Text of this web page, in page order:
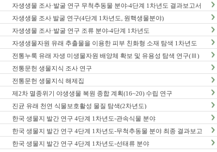
자생생물 조사·발굴 연구 무척추동물 분야-4단계 1차년도 결과보고서
자생생물 조사 발굴 연구(4단계 1차년도, 원핵생물분야)
자생생물 조사·발굴 연구 조류 분야-4단계 1차년도
자생생물자원 유래 추출물을 이용한 피부 친화형 소재 탐색 1차년도
전통누룩 유래 자생 미생물자원 배양체 확보 및 유용성 탐색 연구(Ⅲ)
전통문헌 생물지식 조사 연구
전통문헌 생물지식 해제집
제2차 멸종위기 야생생물 복원 종합 계획(16~20) 수립 연구
진균 유래 천연 식물보호활성 물질 탐색(2차년도)
한국 생물지 발간 연구 4단계 1차년도-관속식물 분야
한국 생물지 발간 연구 4단계 1차년도-무척추동물 분야 최종 결과보고
서
한국 생물지 발간 연구 4단계 1차년도-선태류 분야